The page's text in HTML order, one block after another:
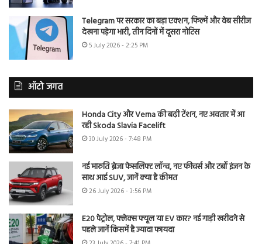
Telegram पर सरकार का बड़ा एक्शन, फिल्में और वेब सीरीज
देखना पड़ेगा भारी, तीन दिनों में दूसरा नोटिस
5 July 2026 - 2:25 PM
ऑटो जगत
Honda City और Verna की बढ़ी टेंशन, नए अवतार में आ
रही Skoda Slavia Facelift
30 July 2026 - 7:48 PM
नई मारुति ब्रेजा फेसलिफ्ट लॉन्च, नए फीचर्स और टर्बो इंजन के
साथ आई SUV, जानें क्या है कीमत
26 July 2026 - 3:56 PM
E20 पेट्रोल, फ्लेक्स फ्यूल या EV कार? नई गाड़ी खरीदने से
पहले जानें किसमें है ज्यादा फायदा